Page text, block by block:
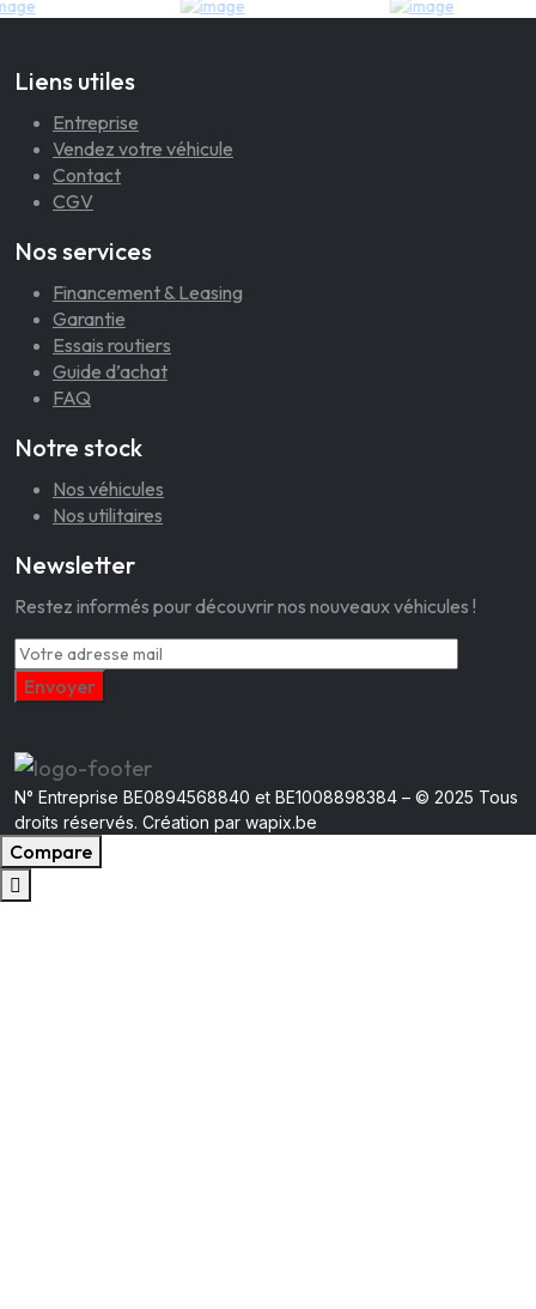
Liens utiles
Entreprise
Vendez votre véhicule
Contact
CGV
Nos services
Financement & Leasing
Garantie
Essais routiers
Guide d’achat
FAQ
Notre stock
Nos véhicules
Nos utilitaires
Newsletter
Restez informés pour découvrir nos nouveaux véhicules !
N° Entreprise BE0894568840 et BE1008898384 – © 2025 Tous
droits réservés. Création par wapix.be
Compare